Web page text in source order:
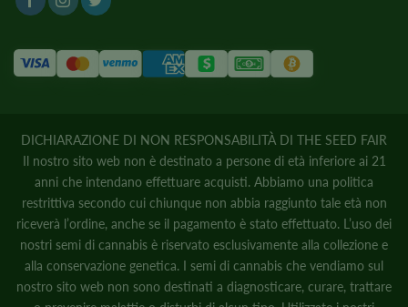
DICHIARAZIONE DI NON RESPONSABILITÀ DI THE SEED FAIR
Il nostro sito web non è destinato a persone di età inferiore ai 21
anni che intendano effettuare acquisti. Abbiamo una politica
restrittiva secondo cui chiunque non abbia raggiunto tale età non
riceverà l’ordine, anche se il pagamento è stato effettuato. L’uso dei
nostri semi di cannabis è riservato esclusivamente alla collezione e
alla conservazione genetica. I semi di cannabis che vendiamo sul
nostro sito web non sono destinati a diagnosticare, curare, trattare